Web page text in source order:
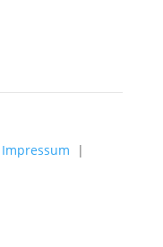
Impressum |